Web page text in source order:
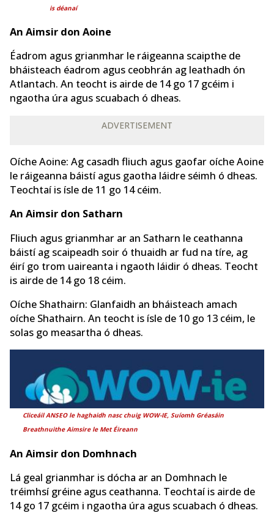
is déanaí
An Aimsir don Aoine
Éadrom agus grianmhar le ráigeanna scaipthe de
bháisteach éadrom agus ceobhrán ag leathadh ón
Atlantach. An teocht is airde de 14 go 17 gcéim i
ngaotha úra agus scuabach ó dheas.
ADVERTISEMENT
Oíche Aoine: Ag casadh fliuch agus gaofar oíche Aoine
le ráigeanna báistí agus gaotha láidre séimh ó dheas.
Teochtaí is ísle de 11 go 14 céim.
An Aimsir don Satharn
Fliuch agus grianmhar ar an Satharn le ceathanna
báistí ag scaipeadh soir ó thuaidh ar fud na tíre, ag
éirí go trom uaireanta i ngaoth láidir ó dheas. Teocht
is airde de 14 go 18 céim.
Oíche Shathairn: Glanfaidh an bháisteach amach
oíche Shathairn. An teocht is ísle de 10 go 13 céim, le
solas go measartha ó dheas.
Cliceáil ANSEO le haghaidh nasc chuig WOW-IE, Suíomh Gréasáin
Breathnuithe Aimsire le Met Éireann
An Aimsir don Domhnach
Lá geal grianmhar is dócha ar an Domhnach le
tréimhsí gréine agus ceathanna. Teochtaí is airde de
14 go 17 gcéim i ngaotha úra agus scuabach ó dheas.